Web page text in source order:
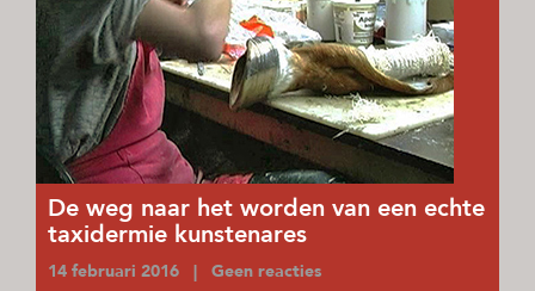
De weg naar het worden van een echte
taxidermie kunstenares
14 februari 2016 | Geen reacties